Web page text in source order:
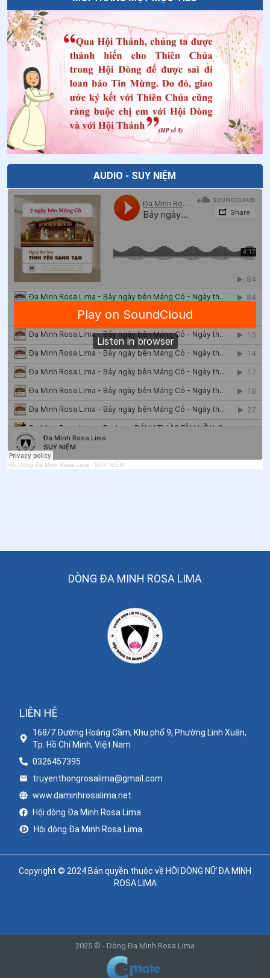
AUDIO - SUY NIỆM
Hội Dòng Đa Minh Rosa Lima · SUY NIỆM
DÒNG ĐA MINH ROSA LIMA
LIÊN HỆ
168/7 Đường Hoàng Cầm, Khu phố 9, Phường Linh Xuân,
Tp. Hồ Chí Minh, Việt Nam
0326457395
truyenthongrosalima@gmail.com
www.daminhrosalima.net
Hội dòng Đa Minh Rosa Lima
Hội dòng Đa Minh Rosa Lima
Copyright © 2024 Bản quyền thuộc về HỘI DÒNG NỮ ĐA MINH
ROSA LIMA
2025 © - Dòng Đa Minh Rosa Lima